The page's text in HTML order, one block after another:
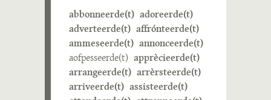
abbonneerde(t) adoreerde(t)
adverteerde(t) affrónteerde(t)
ammeseerde(t) annonceerde(t)
aofpesseerde(t) apprècieerde(t)
arrangeerde(t) arrèrsteerde(t)
arriveerde(t) assisteerde(t)